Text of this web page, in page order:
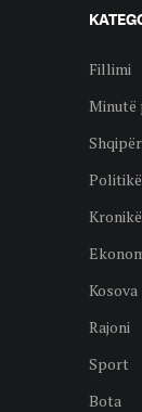
Fillimi
Minutë
Politikë
Kronikë
Kosova
Rajoni
Sport
Bota